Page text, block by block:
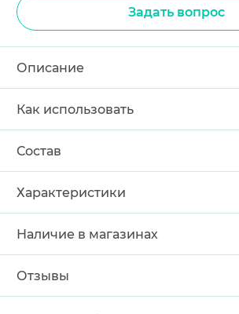
Задать вопрос
Описание
Как использовать
Состав
Характеристики
Наличие в магазинах
Отзывы